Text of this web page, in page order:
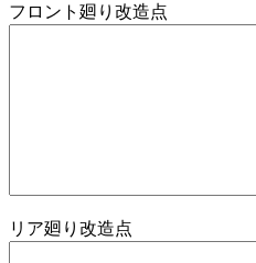
フロント廻り改造点
リア廻り改造点